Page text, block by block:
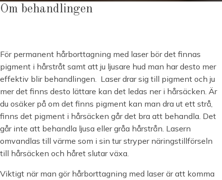
Om behandlingen
För permanent hårborttagning med laser bör det finnas
pigment i hårstråt samt att ju ljusare hud man har desto mer
effektiv blir behandlingen. Laser drar sig till pigment och ju
mer det finns desto lättare kan det ledas ner i hårsäcken. Är
du osäker på om det finns pigment kan man dra ut ett strå,
finns det pigment i hårsäcken går det bra att behandla. Det
går inte att behandla ljusa eller gråa hårstrån. Lasern
omvandlas till värme som i sin tur stryper näringstillförseln
till hårsäcken och håret slutar växa.
Viktigt när man gör hårborttagning med laser är att komma